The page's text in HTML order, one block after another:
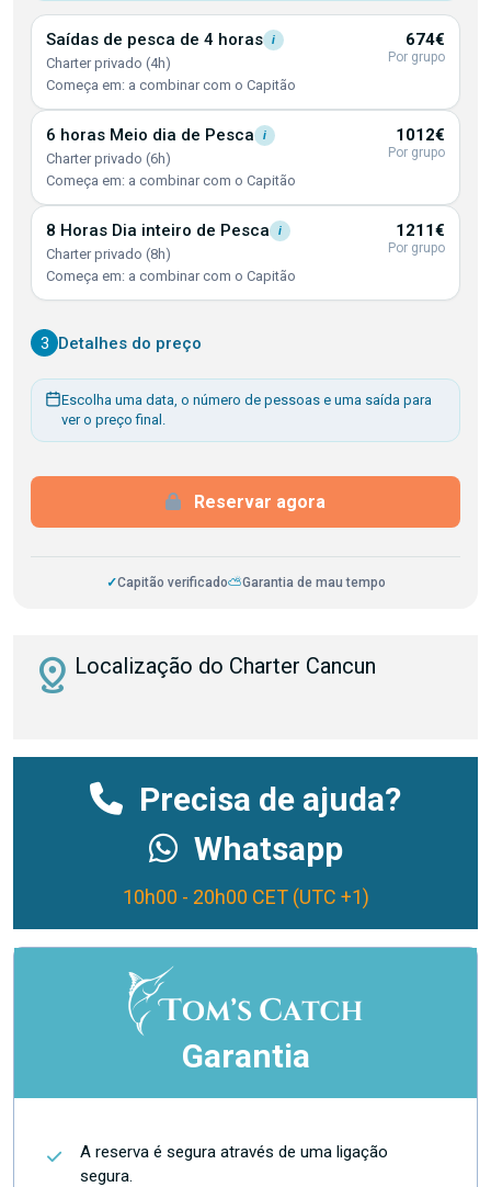
Saídas de pesca de 4 horas i
Charter privado (4h)
Começa em: a combinar com o Capitão
674€
Por grupo
6 horas Meio dia de Pesca i
Charter privado (6h)
Começa em: a combinar com o Capitão
1012€
Por grupo
8 Horas Dia inteiro de Pesca i
Charter privado (8h)
Começa em: a combinar com o Capitão
1211€
Por grupo
3 Detalhes do preço
Escolha uma data, o número de pessoas e uma saída para
ver o preço final.
Reservar agora
✓Capitão verificado⛅Garantia de mau tempo
distance Localização do Charter Cancun
Precisa de ajuda?
Whatsapp
10h00 - 20h00 CET (UTC +1)
Garantia
A reserva é segura através de uma ligação
segura.